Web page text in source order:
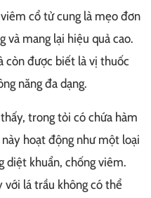
cổ tử cung là mẹo đơn
và mang lại hiệu quả cao.
còn được biết là vị thuốc
năng đa dạng.
trong tỏi có chứa hàm
hoạt động như một loại
diệt khuẩn, chống viêm.
lá trầu không có thể